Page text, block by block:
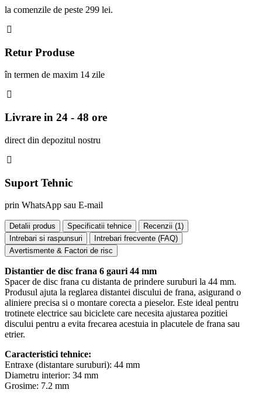
la comenzile de peste 299 lei.
Retur Produse
în termen de maxim 14 zile
Livrare in 24 - 48 ore
direct din depozitul nostru
Suport Tehnic
prin WhatsApp sau E-mail
Detalii produs Specificatii tehnice Recenzii (1)
Intrebari si raspunsuri
Intrebari frecvente (FAQ)
Avertismente & Factori de risc
Distantier de disc frana 6 gauri 44 mm
Spacer de disc frana cu distanta de prindere suruburi la 44 mm.
Produsul ajuta la reglarea distantei discului de frana, asigurand o
aliniere precisa si o montare corecta a pieselor. Este ideal pentru
trotinete electrice sau biciclete care necesita ajustarea pozitiei
discului pentru a evita frecarea acestuia in placutele de frana sau
etrier.
Caracteristici tehnice:
Entraxe (distantare suruburi): 44 mm
Diametru interior: 34 mm
Grosime: 7.2 mm